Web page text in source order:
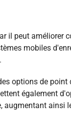
il peut améliorer
mobiles
options de point
également
augmentant ainsi